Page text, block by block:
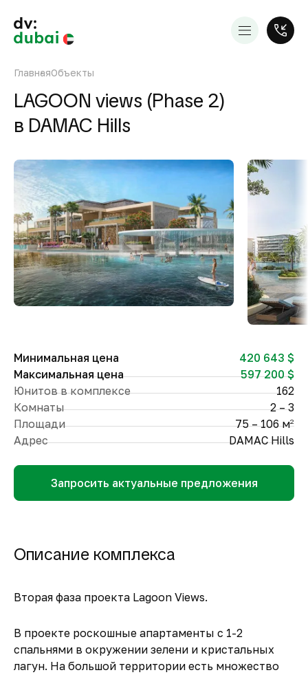
ГлавнаяОбъекты
LAGOON views (Phase 2)
в DAMAC Hills
Минимальная цена
420 643 $
Максимальная цена
597 200 $
Юнитов в комплексе
162
Комнаты
2 – 3
Площади
75 – 106 м2
Адрес DAMAC Hills
Запросить актуальные предложения
Описание комплекса
Вторая фаза проекта Lagoon Views.
В проекте роскошные апартаменты c 1-2
спальнями в окружении зелени и кристальных
лагун. На большой территории есть множество